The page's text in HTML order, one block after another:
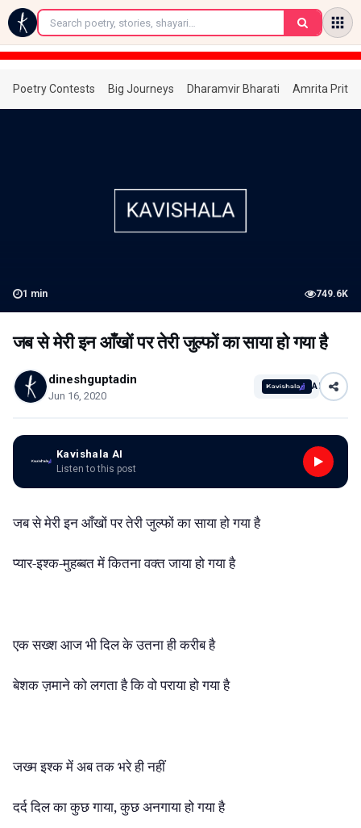
←
Poetry Contests Big Journeys Dharamvir Bharati Amrita
1 min 749.6K
जब से मेरी इन आँखों पर तेरी जुल्फों का साया हो गया है
dineshguptadin
Jun 16, 2020
AI
Kavishala AI
Listen to this post
जब से मेरी इन आँखों पर तेरी जुल्फों का साया हो गया है
प्यार-इश्क-मुहब्बत में कितना वक्त जाया हो गया है
एक सख्श आज भी दिल के उतना ही करीब है
बेशक ज़माने को लगता है कि वो पराया हो गया है
जख्म इश्क में अब तक भरे ही नहीं
दर्द दिल का कुछ गाया, कुछ अनगाया हो गया है